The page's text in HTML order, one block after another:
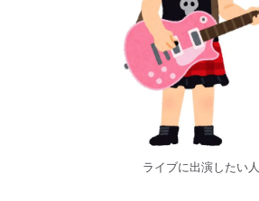
ライブに出演したい人